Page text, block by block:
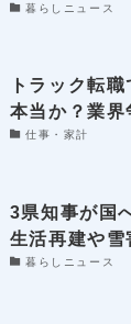
暮らしニュース
トラック転
本当か？業
仕事・家計
3県知事が国
生活再建や
暮らしニュース